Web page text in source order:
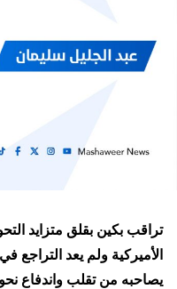
تراقب بكين بقلق متزايد
الأميركية ولم يعد التراجع
يصاحبه من تقلب واندفاع نحو